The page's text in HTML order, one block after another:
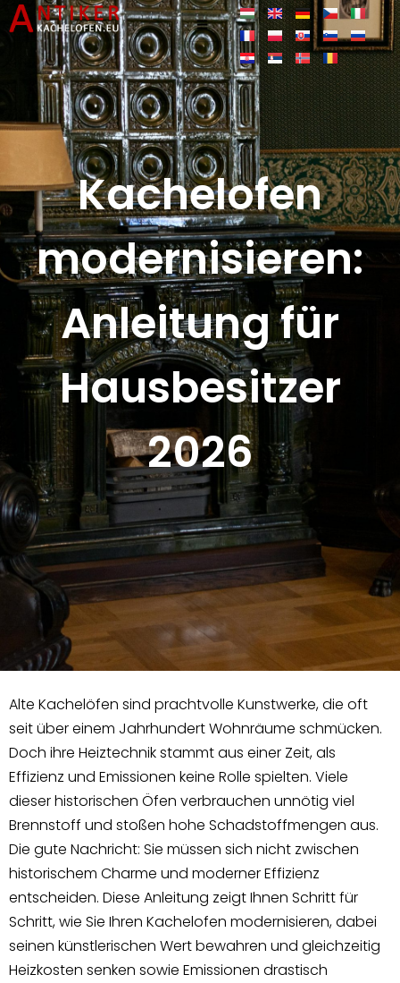
Kachelofen
modernisieren:
Anleitung für
Hausbesitzer
2026
Alte Kachelöfen sind prachtvolle Kunstwerke, die oft
seit über einem Jahrhundert Wohnräume schmücken.
Doch ihre Heiztechnik stammt aus einer Zeit, als
Effizienz und Emissionen keine Rolle spielten. Viele
dieser historischen Öfen verbrauchen unnötig viel
Brennstoff und stoßen hohe Schadstoffmengen aus.
Die gute Nachricht: Sie müssen sich nicht zwischen
historischem Charme und moderner Effizienz
entscheiden. Diese Anleitung zeigt Ihnen Schritt für
Schritt, wie Sie Ihren Kachelofen modernisieren, dabei
seinen künstlerischen Wert bewahren und gleichzeitig
Heizkosten senken sowie Emissionen drastisch